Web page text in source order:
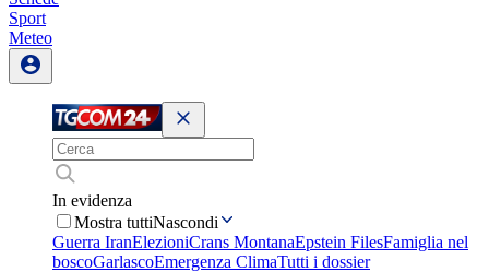
Sport
Meteo
In evidenza
Mostra tuttiNascondi
Guerra IranElezioniCrans MontanaEpstein FilesFamiglia nel
boscoGarlascoEmergenza ClimaTutti i dossier